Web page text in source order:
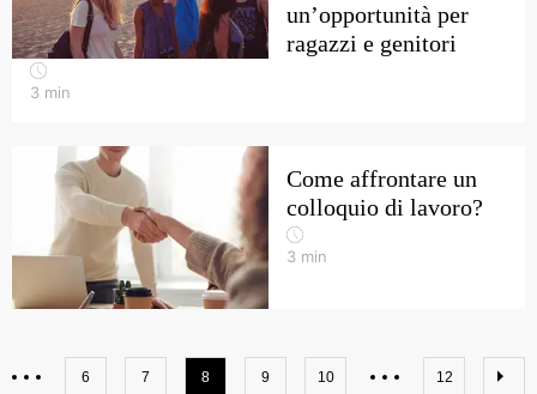
un’opportunità per
ragazzi e genitori
3 min
Come affrontare un
colloquio di lavoro?
3 min
6 7 8 9 10 12